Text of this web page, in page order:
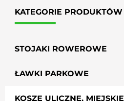
KATEGORIE PRODUKTÓW
STOJAKI ROWEROWE
ŁAWKI PARKOWE
KOSZE ULICZNE, MIEJSKIE